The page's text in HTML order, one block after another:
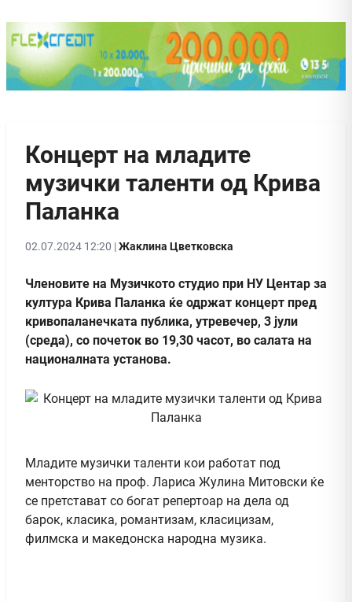
Концерт на младите
музички таленти од Крива
Паланка
02.07.2024 12:20 |Жаклина Цветковска
Членовите на Музичкото студио при НУ Центар за
култура Крива Паланка ќе одржат концерт пред
кривопаланечката публика, утревечер, 3 јули
(среда), со почеток во 19,30 часот, во салата на
националната установа.
Младите музички таленти кои работат под
менторство на проф. Лариса Жулина Митовски ќе
се претстават со богат репертоар на дела од
барок, класика, романтизам, класицизам,
филмска и македонска народна музика.